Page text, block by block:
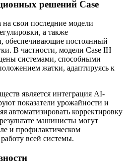
решений Case
свои последние модели
а также
обеспечивающие постоянный
В частности, модели Case IH
системами, способными
жатки, адаптируясь к
является интеграция AI-
показатели урожайности и
автоматизировать корректировку
машинисты могут
и профилактическом
всей системы.